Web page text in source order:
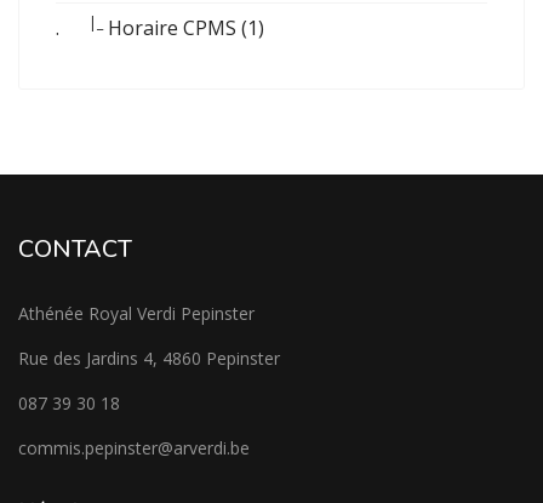
.
|_ Horaire CPMS (1)
CONTACT
Athénée Royal Verdi Pepinster
Rue des Jardins 4, 4860 Pepinster
087 39 30 18
commis.pepinster@arverdi.be